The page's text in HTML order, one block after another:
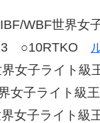
WBF世界女
○10RTKO
女子ライト級
女子ライト級
女子ライト級